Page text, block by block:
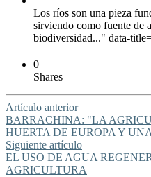
Los ríos son una pieza
sirviendo como fuente de
biodiversidad..." data-
0
Shares
Artículo anterior
BARRACHINA: "LA
HUERTA DE EUROPA Y
Siguiente artículo
EL USO DE AGUA
AGRICULTURA